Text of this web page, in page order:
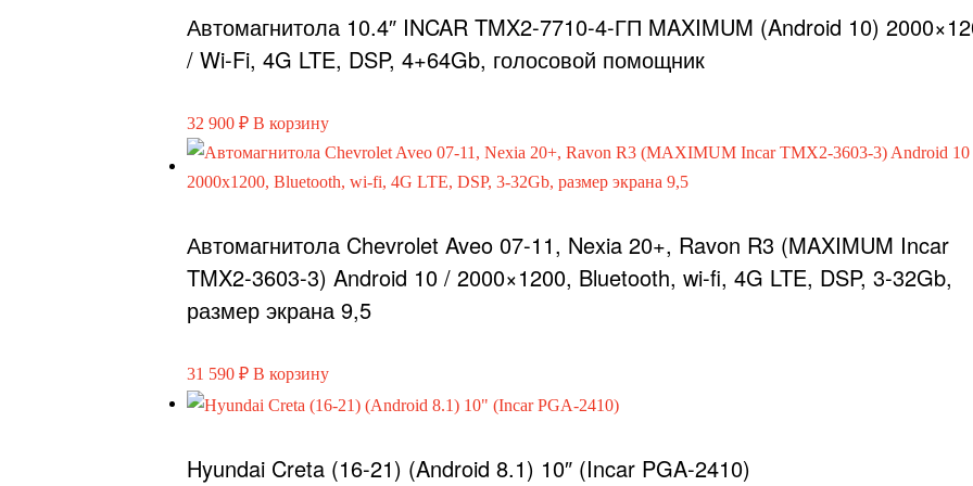
Автомагнитола 10.4″ INCAR TMX2-7710-4-ГП MAXIMUM (Android 10)
/ Wi-Fi, 4G LTE, DSP, 4+64Gb, голосовой помощник
32 900 ₽ В корзину
Автомагнитола Chevrolet Aveo 07-11, Nexia 20+, Ravon R3 (MAXIMUM Incar
TMX2-3603-3) Android 10 / 2000×1200, Bluetooth, wi-fi, 4G LTE, DSP, 3-32Gb,
размер экрана 9,5
31 590 ₽ В корзину
Hyundai Creta (16-21) (Android 8.1) 10″ (Incar PGA-2410)